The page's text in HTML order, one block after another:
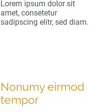
Lorem ipsum dolor sit
amet, consetetur
sadipscing elitr, sed diam.
Nonumy eirmod
tempor